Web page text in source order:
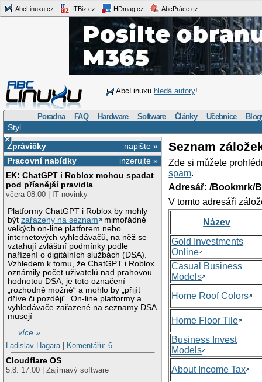
AbcLinuxu.cz ITBiz.cz HDmag.cz AbcPráce.cz
AbcLinuxu hledá autory!
Poradna FAQ Hardware Software Články Učebnice
Styl
×
napište »
Zprávičky
inzerujte »
Pracovní nabídky
EK: ChatGPT i Roblox mohou spadat
pod přísnější pravidla
včera 08:00 | IT novinky
Platformy ChatGPT i Roblox by mohly
býtzařazeny na seznam
mimořádně
velkých on-line platforem nebo
internetových vyhledávačů, na něž se
vztahují zvláštní podmínky podle
nařízení o digitálních službách (DSA).
Vzhledem k tomu, že ChatGPT i Roblox
oznámily počet uživatelů nad prahovou
hodnotou DSA, je toto označení
„rozhodně možné“ a mohlo by „přijít
dříve či později“. On-line platformy a
vyhledávače zařazené na seznamy DSA
musejí
…více »
Ladislav Hagara
Komentářů: 6
Cloudflare OS
5.8. 17:00 | Zajímavý software
Seznam
Zde si můžete
spam.
Adresář: /Bookmrk/
V tomto adresáři
Název
Gold Investments
Online
Casual Business
Models
Home Roof Colors
Home Floor Tile
Business Invest
Models
About Income Tax